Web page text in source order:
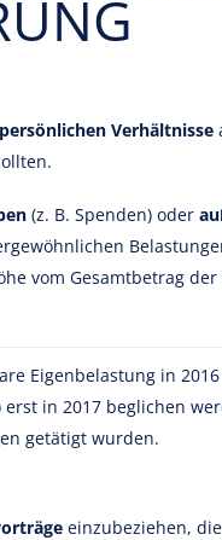
persönlichen Verhältnisse
(z. B. Spenden) oder
vom Gesamtbetrag
Eigenbelastung in
in 2017 beglichen
getätigt wurden.
einzubeziehen,